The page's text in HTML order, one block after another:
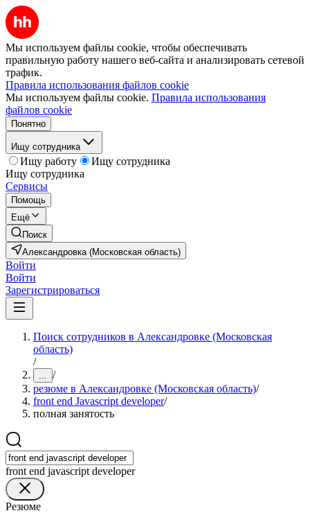
Мы используем файлы cookie, чтобы обеспечивать
правильную работу нашего веб-сайта и анализировать сетевой
трафик.
Правила использования файлов cookie
Мы используем файлы cookie. Правила использования
файлов cookie
Понятно
Ищу сотрудника
Ищу работу
Ищу сотрудника
Ищу сотрудника
Сервисы
Помощь
Ещё
Поиск
Александровка (Московская область)
Войти
Войти
Зарегистрироваться
Поиск сотрудников в Александровке (Московская
область)
/
... /
резюме в Александровке (Московская область)/
front end Javascript developer/
полная занятость
front end javascript developer
Резюме